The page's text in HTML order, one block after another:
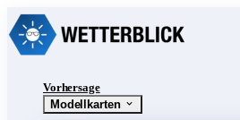
Vorhersage
Modellkarten